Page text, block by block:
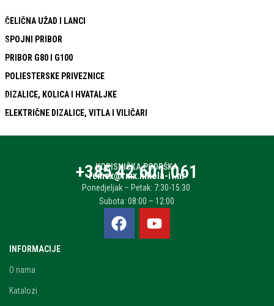
ČELIČNA UŽAD I LANCI
SPOJNI PRIBOR
PRIBOR G80 I G100
POLIESTERSKE PRIVEZNICE
DIZALICE, KOLICA I HVATALJKE
ELEKTRIČNE DIZALICE, VITLA I VILIČARI
KORISNIČKA PODRŠKA
+385 42 601 061
remex@rmx.nikola-it.hr
Ponedjeljak – Petak: 7:30-15:30
Subota: 08:00 – 12:00
INFORMACIJE
O nama
Katalozi